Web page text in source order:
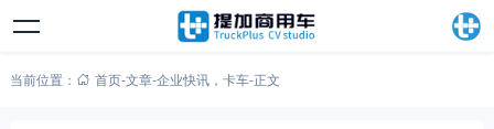
当前位置： 首页-文章-企业快讯， 卡车-正文